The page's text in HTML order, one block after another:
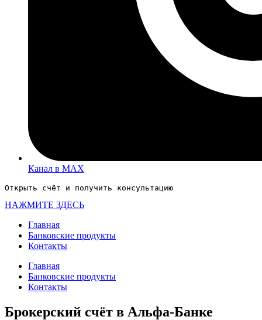
Канал в MAX
Открыть счёт и получить консультацию
НАЖМИТЕ ЗДЕСЬ
Главная
Банковские продукты
Контакты
Главная
Банковские продукты
Контакты
Брокерский счёт в Альфа-Банке